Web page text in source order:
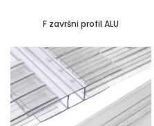
F završni profil ALU